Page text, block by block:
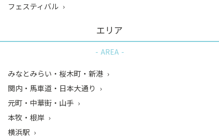
フェスティバル
エリア
AREA
みなとみらい・桜木町・新港
関内・馬車道・日本大通り
元町・中華街・山手
本牧・根岸
横浜駅